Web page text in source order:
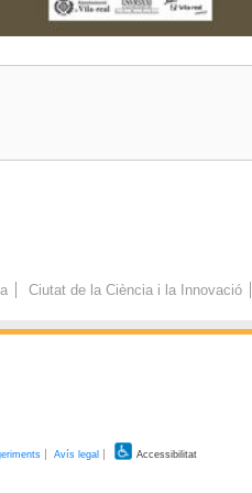
Ciutat de la Ciència i la Innovació
Avís legal Accessibilitat